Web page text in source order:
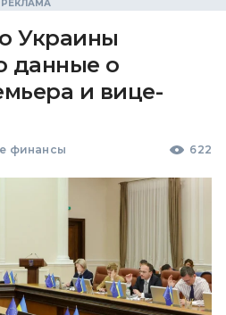
Украины
данные о
и вице-
финансы 622